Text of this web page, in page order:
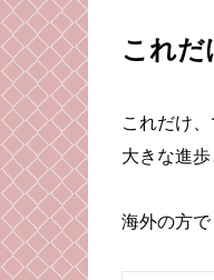
これだ
これだけ
大きな進歩
海外の方